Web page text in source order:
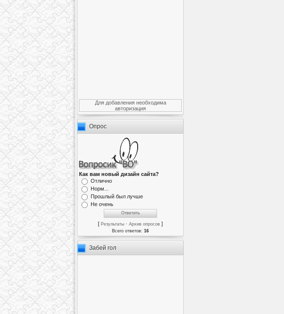
Для добавления необходима
авторизация
Опрос
Как вам новый дизайн сайта?
Отлично
Норм...
Прошлый был лучше
Не очень
[ Результаты · Архив опросов ]
Всего ответов: 16
Забей гол